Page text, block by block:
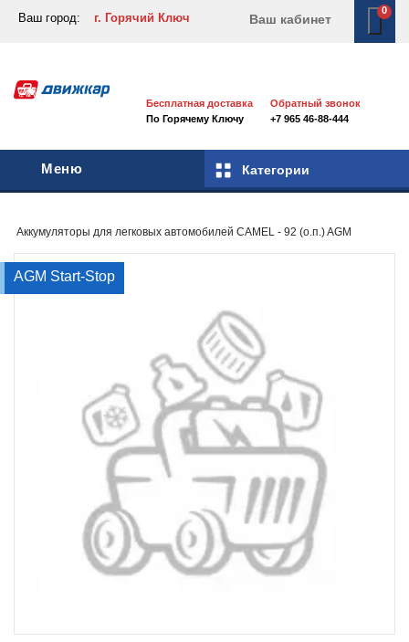
Ваш город: г. Горячий Ключ Ваш кабинет
0
Бесплатная доставка
По Горячему Ключу
Обратный звонок
+7 965 46-88-444
Меню Категории
Аккумуляторы для легковых автомобилей CAMEL - 92 (о.п.) AGM
AGM Start-Stop